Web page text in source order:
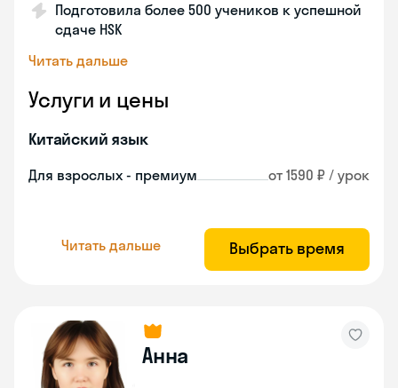
Подготовила более 500 учеников к успешной
сдаче HSK
Читать дальше
Услуги и цены
Китайский язык
Для взрослых - премиум от 1590 ₽ / урок
Читать дальше Выбрать время
Анна